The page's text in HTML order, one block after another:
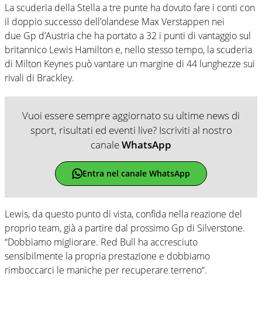
La scuderia della Stella a tre punte ha dovuto fare i conti con
il doppio successo dell’olandese Max Verstappen nei
due Gp d’Austria che ha portato a 32 i punti di vantaggio sul
britannico Lewis Hamilton e, nello stesso tempo, la scuderia
di Milton Keynes può vantare un margine di 44 lunghezze sui
rivali di Brackley.
Vuoi essere sempre aggiornato su ultime news di
sport, risultati ed eventi live? Iscriviti al nostro
canaleWhatsApp
Entra nel canale WhatsApp
Lewis, da questo punto di vista, confida nella reazione del
proprio team, già a partire dal prossimo Gp di Silverstone.
“Dobbiamo migliorare. Red Bull ha accresciuto
sensibilmente la propria prestazione e dobbiamo
rimboccarci le maniche per recuperare terreno“.